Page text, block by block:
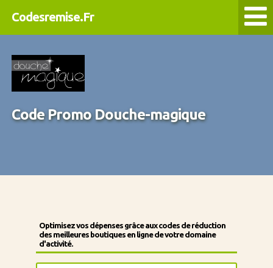
Codesremise.Fr
Code Promo Douche-magique
Optimisez vos dépenses grâce aux codes de réduction
des meilleures boutiques en ligne de votre domaine
d'activité.